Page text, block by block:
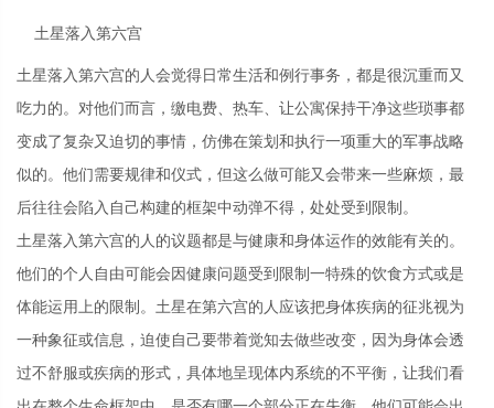
土星落入第六宫
土星落入第六宫的人会觉得日常生活和例行事务，都是很沉重而又
吃力的。对他们而言，缴电费、热车、让公寓保持干净这些琐事都
变成了复杂又迫切的事情，仿佛在策划和执行一项重大的军事战略
似的。他们需要规律和仪式，但这么做可能又会带来一些麻烦，最
后往往会陷入自己构建的框架中动弹不得，处处受到限制。
土星落入第六宫的人的议题都是与健康和身体运作的效能有关的。
他们的个人自由可能会因健康问题受到限制一特殊的饮食方式或是
体能运用上的限制。土星在第六宫的人应该把身体疾病的征兆视为
一种象征或信息，迫使自己要带着觉知去做些改变，因为身体会透
过不舒服或疾病的形式，具体地呈现体内系统的不平衡，让我们看